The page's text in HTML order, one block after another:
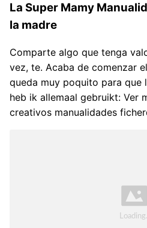
La Super Mamy
la madre
Comparte algo que tenga
vez, te. Acaba de comenzar
queda muy poquito para que
heb ik allemaal gebruikt: Ver
creativos manualidades